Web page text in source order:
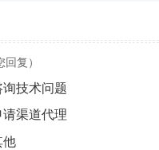
复）
询技术问题
请渠道代理
他